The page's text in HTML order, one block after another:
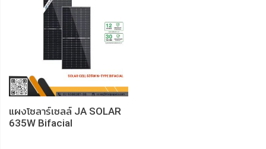
แผงโซลาร์เซลล์ JA SOLAR
635W Bifacial